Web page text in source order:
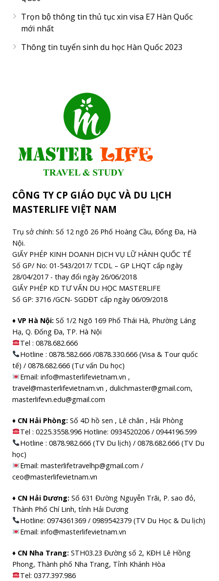
Trọn bộ thông tin thủ tục xin visa E7 Hàn Quốc
mới nhất
Thông tin tuyển sinh du học Hàn Quốc 2023
CÔNG TY CP GIÁO DỤC VÀ DU LỊCH
MASTERLIFE VIỆT NAM
Trụ sở chính: Số 12 ngõ 26 Phố Hoàng Cầu, Đống Đa, Hà
Nội.
GIẤY PHÉP KINH DOANH DỊCH VỤ LỮ HÀNH QUỐC TẾ
Số GP/ No: 01-543/2017/ TCDL – GP LHQT cấp ngày
28/04/2017 - thay đổi ngày 26/06/2018
GIẤY PHÉP KD TƯ VẤN DU HỌC MASTERLIFE
Số GP: 3716 /GCN- SGDĐT cấp ngày 06/09/2018
♦ VP Hà Nội: Số 1/2 Ngõ 169 Phố Thái Hà, Phường Láng
Hạ, Q. Đống Đa, TP. Hà Nội
Tel :0878.682.666
Hotline : 0878.582.666 /0878.330.666 (Visa & Tour quốc
tế) / 0878.682.666 (Tư vấn Du học)
Email: info@masterlifevietnam.vn ,
travel@masterlifevietnam.vn , dulichmaster@gmail.com,
masterlifevn.edu@gmail.com
♦ CN Hải Phòng: Số 4D hồ sen , Lê chân , Hải Phòng
Tel : 0225.3558.996 Hotline: 0934520206 / 0944196.599
Hotline : 0878.982.666 (TV Du lịch) / 0878.682.666 (TV Du
học)
Email: masterlifetravelhp@gmail.com /
ceo@masterlifevietnam.vn
♦ CN Hải Dương: Số 631 Đường Nguyễn Trãi, P. sao đỏ,
Thành Phố Chí Linh, tỉnh Hải Dương
Hotline: 0974361369 / 0989542379 (TV Du Học & Du lịch)
Email: info@masterlifevietnam.vn
♦ CN Nha Trang: STH03.23 Đường số 2, KĐH Lê Hồng
Phong, Thành phố Nha Trang, Tỉnh Khánh Hòa
Tel: 0377.397.986